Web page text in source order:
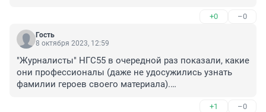
+0 –0
Гость
8 октября 2023, 12:59
"Журналисты" НГС55 в очередной раз показали, какие
они профессионалы (даже не удосужились узнать
фамилии героев своего материала).
+1 –0